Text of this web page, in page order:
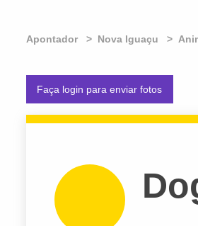
Apontador Nova Iguaçu
Faça login para enviar fotos